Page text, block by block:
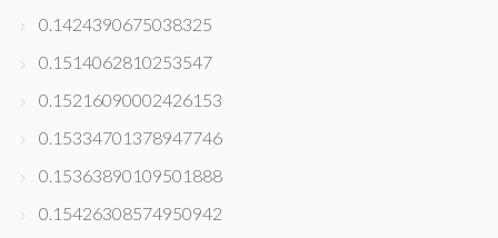
0.1424390675038325
0.1514062810253547
0.15216090002426153
0.15334701378947746
0.15363890109501888
0.15426308574950942